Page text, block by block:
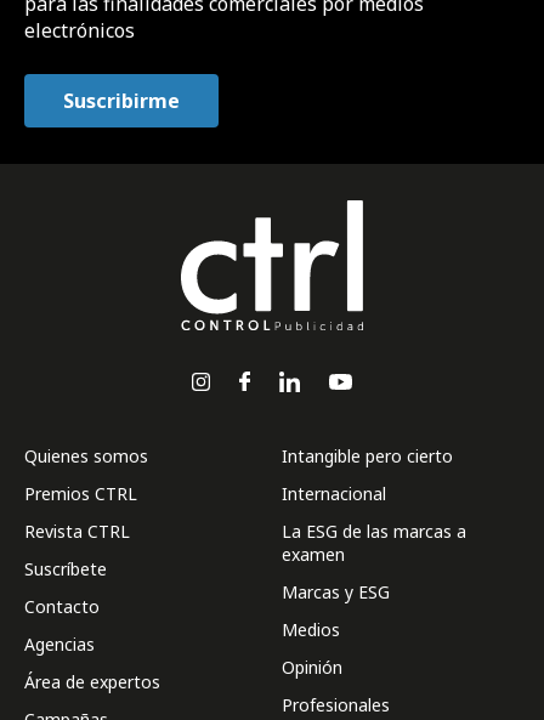
electrónicos
Quienes somos
Premios CTRL
Revista CTRL
Suscríbete
Contacto
Agencias
Área de expertos
Intangible pero cierto
Internacional
La ESG de las marcas a
examen
Marcas y ESG
Medios
Opinión
Profesionales